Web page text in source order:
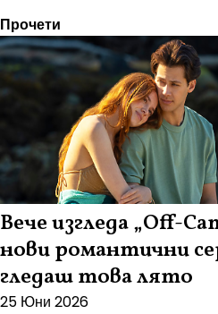
Прочети
Вече изгледа „Off-
нови романтични
гледаш това лято
25 Юни 2026